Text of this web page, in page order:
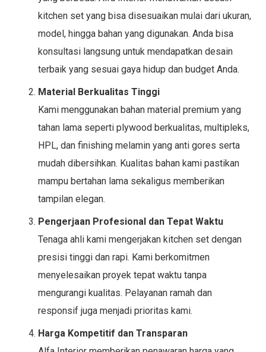
kitchen set yang bisa disesuaikan mulai dari ukuran,
model, hingga bahan yang digunakan. Anda bisa
konsultasi langsung untuk mendapatkan desain
terbaik yang sesuai gaya hidup dan budget Anda.
Material Berkualitas Tinggi
Kami menggunakan bahan material premium yang
tahan lama seperti plywood berkualitas, multipleks,
HPL, dan finishing melamin yang anti gores serta
mudah dibersihkan. Kualitas bahan kami pastikan
mampu bertahan lama sekaligus memberikan
tampilan elegan.
Pengerjaan Profesional dan Tepat Waktu
Tenaga ahli kami mengerjakan kitchen set dengan
presisi tinggi dan rapi. Kami berkomitmen
menyelesaikan proyek tepat waktu tanpa
mengurangi kualitas. Pelayanan ramah dan
responsif juga menjadi prioritas kami.
Harga Kompetitif dan Transparan